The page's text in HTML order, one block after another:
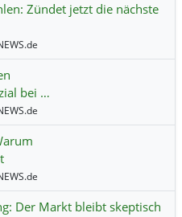
Zündet jetzt die nächste
bei …
Der Markt bleibt skeptisch